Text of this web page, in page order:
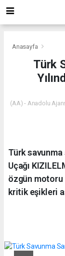
Anasayfa
Türk
(AA) - Anadolu
Türk savunma
Uçağı
özgün motoru
kritik eşikleri